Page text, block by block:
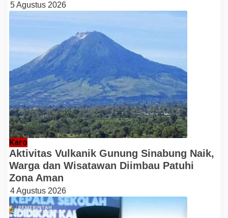
5 Agustus 2026
Karo
Aktivitas Vulkanik Gunung Sinabung Naik,
Warga dan Wisatawan Diimbau Patuhi
Zona Aman
4 Agustus 2026